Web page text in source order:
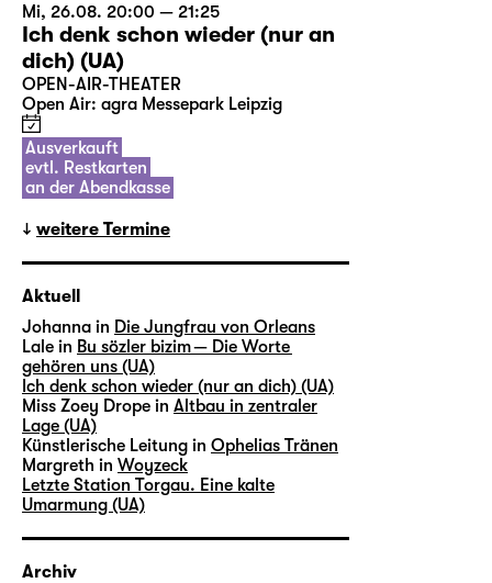
Mi, 26.08. 20:00 — 21:25
Ich denk schon wieder (nur an
dich) (UA)
OPEN-AIR-THEATER
Open Air: agra Messepark Leipzig
Ausverkauft
evtl. Restkarten
an der Abendkasse
weitere Termine
Aktuell
Johanna in Die Jungfrau von Orleans
Lale in Bu sözler bizim — Die Worte
gehören uns (UA)
Ich denk schon wieder (nur an dich) (UA)
Miss Zoey Drope in Altbau in zentraler
Lage (UA)
Künstlerische Leitung in Ophelias Tränen
Margreth in Woyzeck
Letzte Station Torgau. Eine kalte
Umarmung (UA)
Archiv